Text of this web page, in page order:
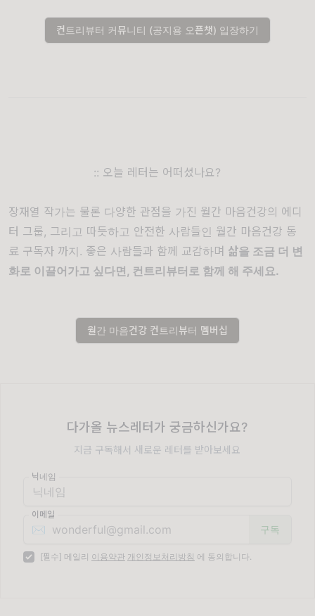
컨트리뷰터 커뮤니티 (공지용 오픈챗) 입장하기
:: 오늘 레터는 어떠셨나요?
장재열 작가는 물론 다양한 관점을 가진 월간 마음건강의 에디
터 그룹, 그리고 따듯하고 안전한 사람들인 월간 마음건강 동
료 구독자 까지. 좋은 사람들과 함께 교감하며 삶을 조금 더 변
화로 이끌어가고 싶다면, 컨트리뷰터로 함께 해 주세요.
월간 마음건강 컨트리뷰터 멤버십
다가올 뉴스레터가 궁금하신가요?
지금 구독해서 새로운 레터를 받아보세요
닉네임
이메일
✉️
[필수] 메일리 이용약관 개인정보처리방침 에 동의합니다.